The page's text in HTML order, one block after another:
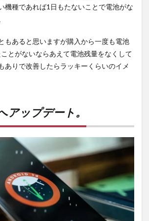
機種であれば1日もたないことで電池がな
もあると思いますが購入から一度も電池
とがないならあえて電池残量をなくして
ありで改善したらラッキーくらいのイメ
ップデート。